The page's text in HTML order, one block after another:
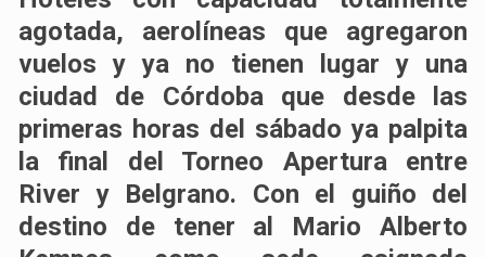
agotada, aerolíneas que agregaron
vuelos y ya no tienen lugar y una
ciudad de Córdoba que desde las
primeras horas del sábado ya palpita
la final del Torneo Apertura entre
River y Belgrano. Con el guiño del
destino de tener al Mario Alberto